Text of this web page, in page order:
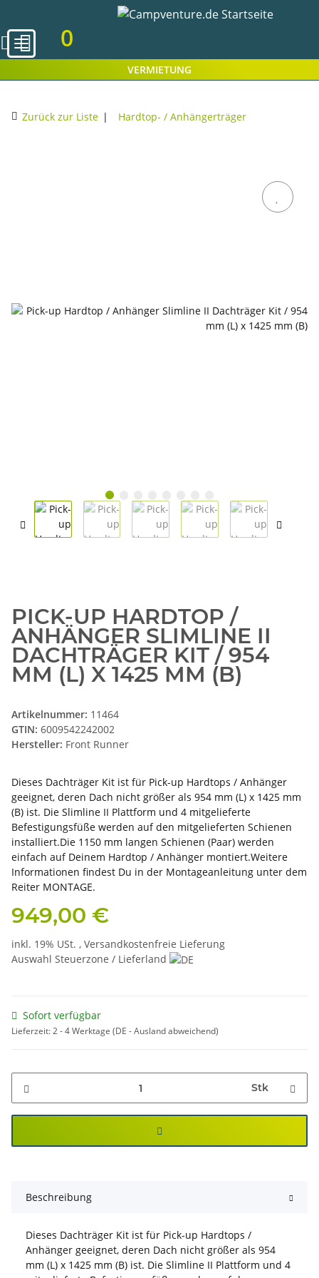
0
VERMIETUNG
Zurück zur Liste Hardtop- / Anhängerträger
PICK-UP HARDTOP /
ANHÄNGER SLIMLINE II
DACHTRÄGER KIT / 954
MM (L) X 1425 MM (B)
Artikelnummer: 11464
GTIN: 6009542242002
Hersteller: Front Runner
Dieses Dachträger Kit ist für Pick-up Hardtops / Anhänger
geeignet, deren Dach nicht größer als 954 mm (L) x 1425 mm
(B) ist. Die Slimline II Plattform und 4 mitgelieferte
Befestigungsfüße werden auf den mitgelieferten Schienen
installiert.Die 1150 mm langen Schienen (Paar) werden
einfach auf Deinem Hardtop / Anhänger montiert.Weitere
Informationen findest Du in der Montageanleitung unter dem
Reiter MONTAGE.
949,00 €
inkl. 19% USt. , Versandkostenfreie Lieferung
Auswahl Steuerzone / Lieferland
Sofort verfügbar
Lieferzeit:2 - 4 Werktage (DE - Ausland abweichend)
Stk
Beschreibung
Dieses Dachträger Kit ist für Pick-up Hardtops /
Anhänger geeignet, deren Dach nicht größer als 954
mm (L) x 1425 mm (B) ist. Die Slimline II Plattform und 4